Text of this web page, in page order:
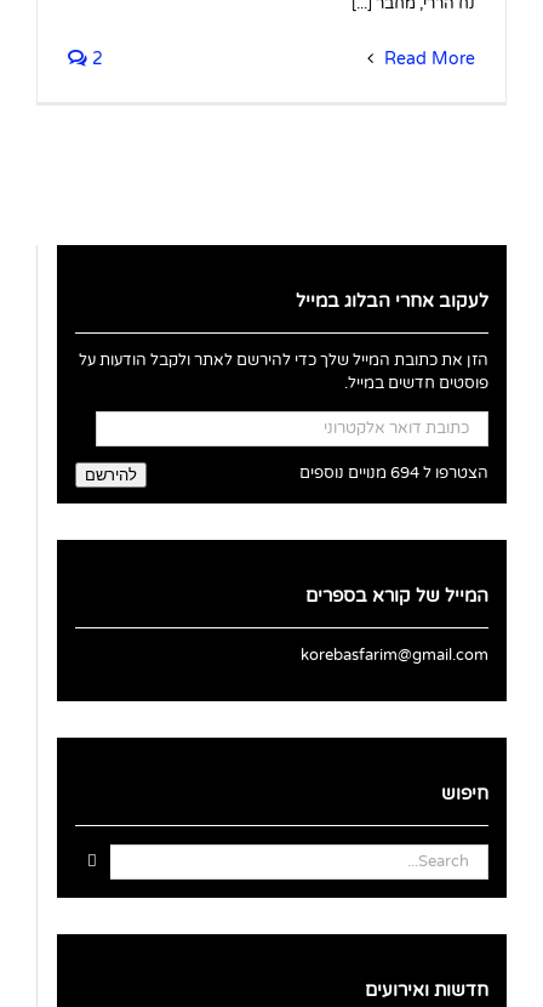
Read More
2
לעקוב אחרי הבלוג במייל
הזן את כתובת המייל שלך כדי להירשם לאתר ולקבל הודעות על
פוסטים חדשים במייל.
כתובת
דואר
אלקטרוני
להירשם הצטרפו ל 694 מנויים נוספים
המייל של קורא בספרים
korebasfarim@gmail.com
חיפוש
Search
for:
חדשות ואירועים